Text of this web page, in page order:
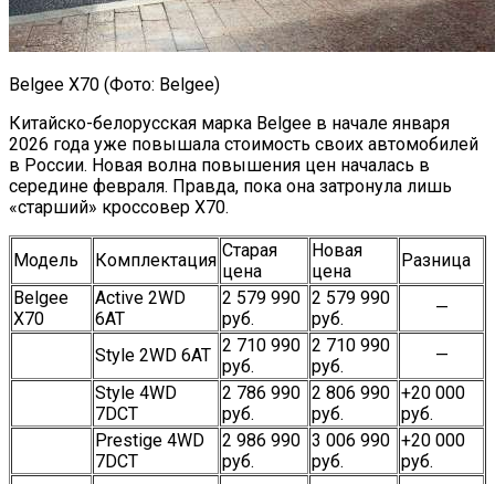
Belgee X70 (Фото: Belgee)
Китайско-белорусская марка Belgee в начале января
2026 года уже повышала стоимость своих автомобилей
в России. Новая волна повышения цен началась в
середине февраля. Правда, пока она затронула лишь
«старший» кроссовер X70.
Модель Комплектация Старая
цена
Новая
цена
Разница
Belgee
X70
Active 2WD
6AT
2 579 990
руб.
2 579 990
руб.
—
Style 2WD 6AT 2 710 990
руб.
2 710 990
руб.
—
Style 4WD
7DCT
2 786 990
руб.
2 806 990
руб.
+20 000
руб.
Prestige 4WD
7DCT
2 986 990
руб.
3 006 990
руб.
+20 000
руб.